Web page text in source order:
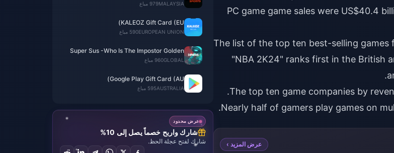
3. PC game game sales were US$40.4
4. The list of the top ten best-selling
"NBA 2K24" ranks first in the British
عرض المزيد ›
MALAYSIA979 مباع
KALEOZ Gift Card (EU)
EUROPEAN UNION590 مباع
Super Sus -Who Is The Impostor Golden
Star
GLOBAL960 مباع
Google Play Gift Card (AU)
AUSTRALIA595 مباع
عرض محدود
شارك واربح خصماً يصل إلى 10%
شارك لفتح عجلة الحظ.